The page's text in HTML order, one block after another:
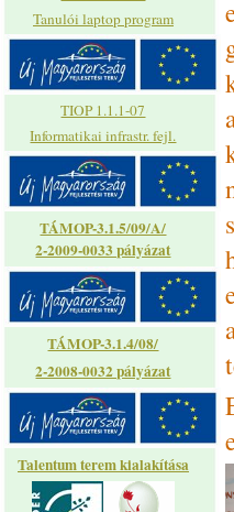
Tanulói laptop program
TIOP 1.1.1-07
Informatikai infrastr. fejl.
TÁMOP-3.1.5/09/A/
2-2009-0033 pályázat
TÁMOP-3.1.4/08/
2-2008-0032 pályázat
Talentum terem kialakítása